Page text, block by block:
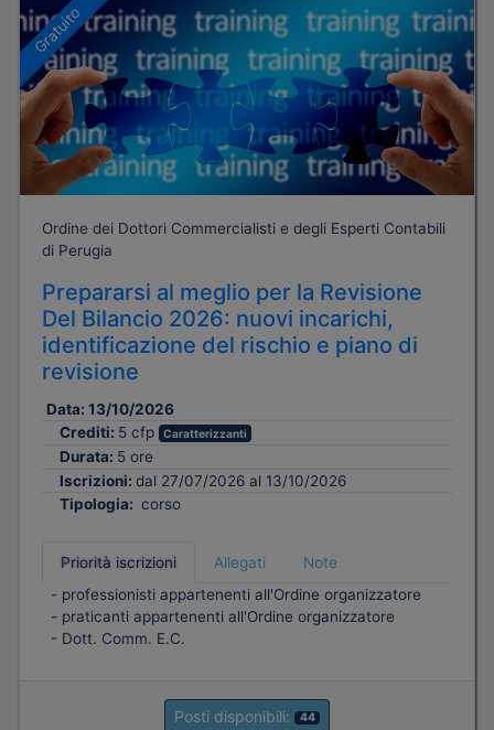
Gratuito
Ordine dei Dottori Commercialisti e degli Esperti Contabili
di Perugia
Prepararsi al meglio per la Revisione
Del Bilancio 2026: nuovi incarichi,
identificazione del rischio e piano di
revisione
Data: 13/10/2026
Crediti: 5 cfp Caratterizzanti
Durata: 5 ore
Iscrizioni: dal 27/07/2026 al 13/10/2026
Tipologia: corso
Priorità iscrizioni Allegati
Note
- professionisti appartenenti all'Ordine organizzatore
- praticanti appartenenti all'Ordine organizzatore
- Dott. Comm. E.C.
Posti disponibili: 44